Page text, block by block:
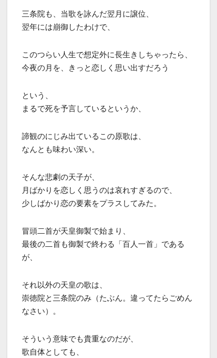
三条院も、当歌を詠んだ翌月に譲位、
翌年には崩御したわけで、
このつらい人生で想定外に長生きしちゃったら、
今夜の月を、きっと恋しく思い出すだろう
という、
まるで死を予言しているというか、
諦観のにじみ出ているこの原歌は、
なんとも味わい深い。
そんな悲劇の天子が、
月ばかりを恋しく思うのは哀れすぎるので、
少しばかり恋の要素をプラスしてみた。
冒頭二首が天皇御製で始まり、
最後の二首も御製で終わる「百人一首」である
が、
それ以外の天皇の歌は、
崇徳院と三条院のみ（たぶん。違ってたらごめん
なさい）。
そういう意味でも貴重なのだが、
歌自体としても、